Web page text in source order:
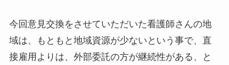
今回意見交換をさせていただいた看護師さんの地
域は、もともと地域資源が少ないという事で、直
接雇用よりは、外部委託の方が継続性がある、と